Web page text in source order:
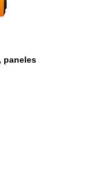
paneles